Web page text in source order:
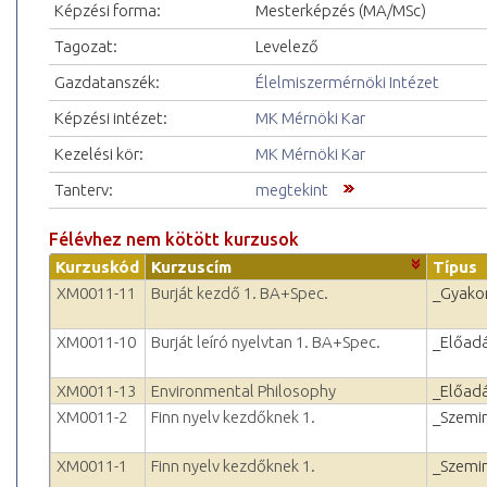
Képzési forma:
Mesterképzés (MA/MSc)
Tagozat:
Levelező
Gazdatanszék:
Élelmiszermérnöki Intézet
Képzési intézet:
MK Mérnöki Kar
Kezelési kör:
MK Mérnöki Kar
Tanterv:
megtekint
Félévhez nem kötött kurzusok
Kurzuskód Kurzuscím
Típus
XM0011-11
Burját kezdő 1. BA+Spec.
XM0011-10 Burját leíró nyelvtan 1. BA+Spec.
XM0011-13 Environmental Philosophy
XM0011-2
Finn nyelv kezdőknek 1.
XM0011-1 Finn nyelv kezdőknek 1.